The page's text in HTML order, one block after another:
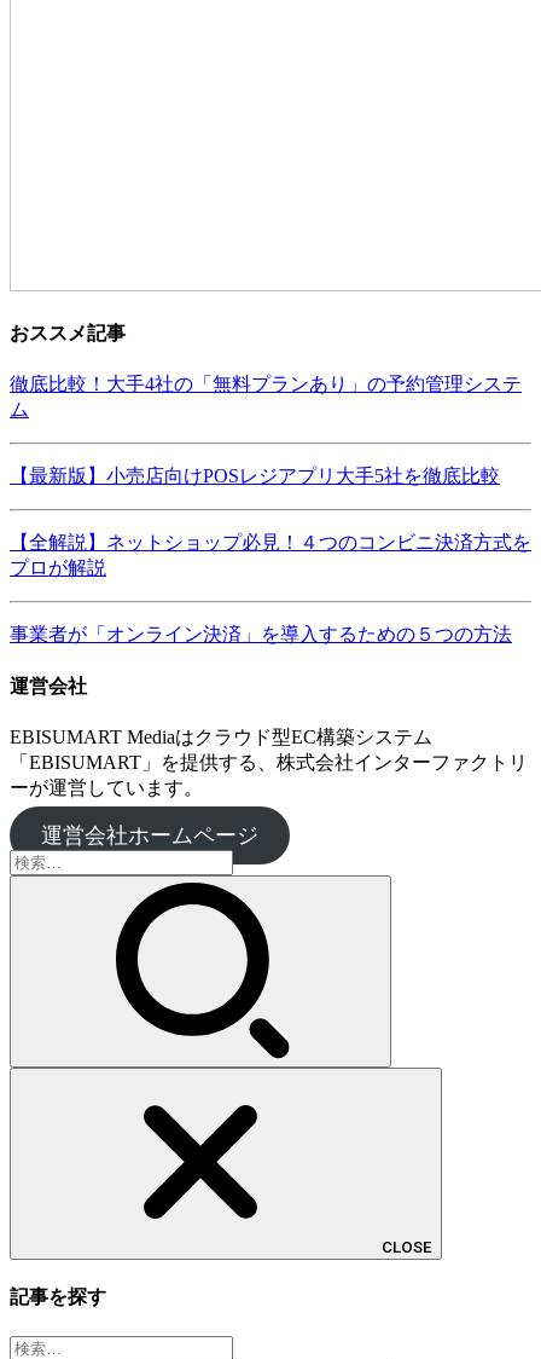
おススメ記事
徹底比較！大手4社の「無料プランあり」の予約管理システ
ム
【最新版】小売店向けPOSレジアプリ大手5社を徹底比較
【全解説】ネットショップ必見！４つのコンビニ決済方式を
プロが解説
事業者が「オンライン決済」を導入するための５つの方法
運営会社
EBISUMART Mediaはクラウド型EC構築システム
「EBISUMART」を提供する、株式会社インターファクトリ
ーが運営しています。
運営会社ホームページ
検
索:
CLOSE
記事を探す
検